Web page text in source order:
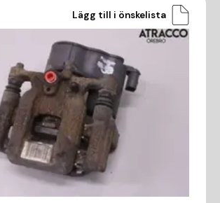
Lägg till i önskelista